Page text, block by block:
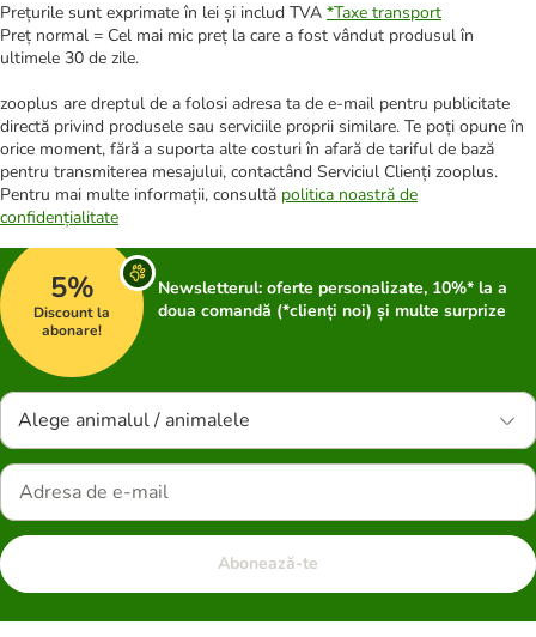
Prețurile sunt exprimate în lei și includ TVA *Taxe transport
Preț normal = Cel mai mic preț la care a fost vândut produsul în
ultimele 30 de zile.
zooplus are dreptul de a folosi adresa ta de e-mail pentru publicitate
directă privind produsele sau serviciile proprii similare. Te poți opune în
orice moment, fără a suporta alte costuri în afară de tariful de bază
pentru transmiterea mesajului, contactând Serviciul Clienți zooplus.
Pentru mai multe informații, consultă politica noastră de
confidențialitate
5%
Discount la
abonare!
Newsletterul: oferte personalizate, 10%* la a
doua comandă (*clienți noi) și multe surprize
Alege animalul / animalele
Abonează-te